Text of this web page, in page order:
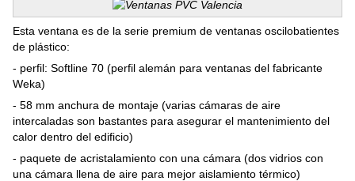
Esta ventana es de la serie premium de ventanas oscilobatientes
de plástico:
- perfil: Softline 70 (perfil alemán para ventanas del fabricante
Weka)
- 58 mm anchura de montaje (varias cámaras de aire
intercaladas son bastantes para asegurar el mantenimiento del
calor dentro del edificio)
- paquete de acristalamiento con una cámara (dos vidrios con
una cámara llena de aire para mejor aislamiento térmico)